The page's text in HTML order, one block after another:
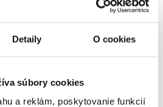
Detaily O cookies
súbory cookies
a reklám, poskytovanie funkcií